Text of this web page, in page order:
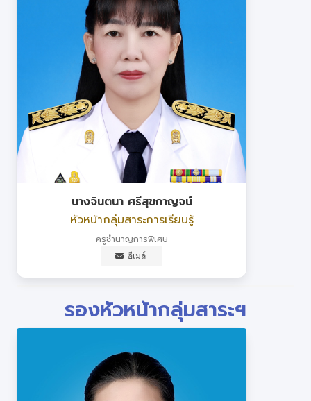
นางจินตนา ศรีสุขกาญจน์
หัวหน้ากลุ่มสาระการเรียนรู้
ครูชำนาญการพิเศษ
อีเมล์
รองหัวหน้ากลุ่มสาระฯ